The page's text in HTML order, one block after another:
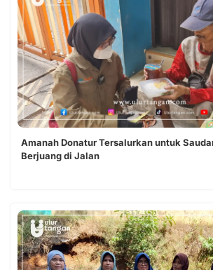
Amanah Donatur Tersalurkan untuk
Berjuang di Jalan